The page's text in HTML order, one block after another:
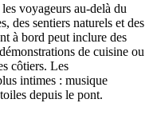
voyageurs au-delà du
des sentiers naturels et des
à bord peut inclure des
de cuisine ou
côtiers. Les
intimes : musique
depuis le pont.